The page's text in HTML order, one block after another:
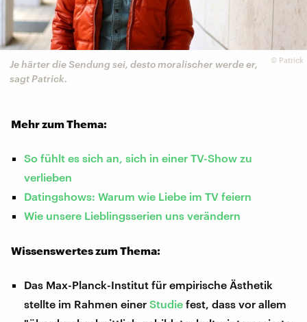
© Patrick
Je härter die Sendung sei, desto moralischer werde er,
sagt Patrick.
Mehr zum Thema:
So fühlt es sich an, sich in einer TV-Show zu
verlieben
Datingshows: Warum wie Liebe im TV feiern
Wie unsere Lieblingsserien uns verändern
Wissenswertes zum Thema:
Das Max-Planck-Institut für empirische Ästhetik
stellte im Rahmen einerStudie fest, dass vor allem